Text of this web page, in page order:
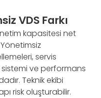
VDS Farkı
kapasitesi net
servis
sistemi ve performans
Teknik ekibi
risk oluşturabilir.